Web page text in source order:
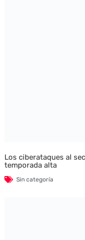
Los ciberataques al
temporada alta
Sin categoría